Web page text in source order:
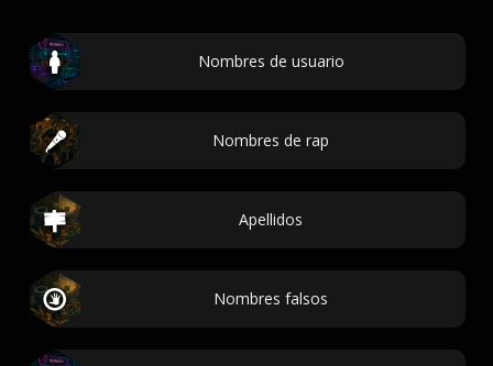
Nombres de usuario
Nombres de rap
Apellidos
Nombres falsos